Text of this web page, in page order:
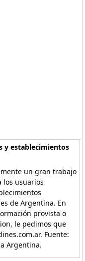
y establecimientos
un gran trabajo
los usuarios
de Argentina. En
provista o
le pedimos que
Fuente:
Argentina.